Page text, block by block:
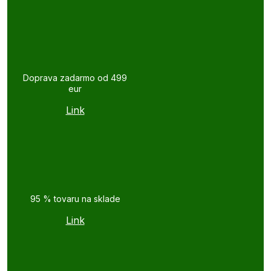
Doprava zadarmo od 499
eur
Link
95 % tovaru na sklade
Link